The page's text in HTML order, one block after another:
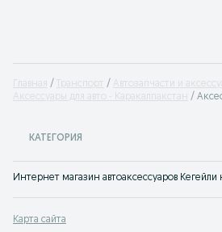
Главная Транспорт Автозапчасти и
Аксессуары для авто - Каракалпакстан
КАТЕГОРИЯ
Карта сайта